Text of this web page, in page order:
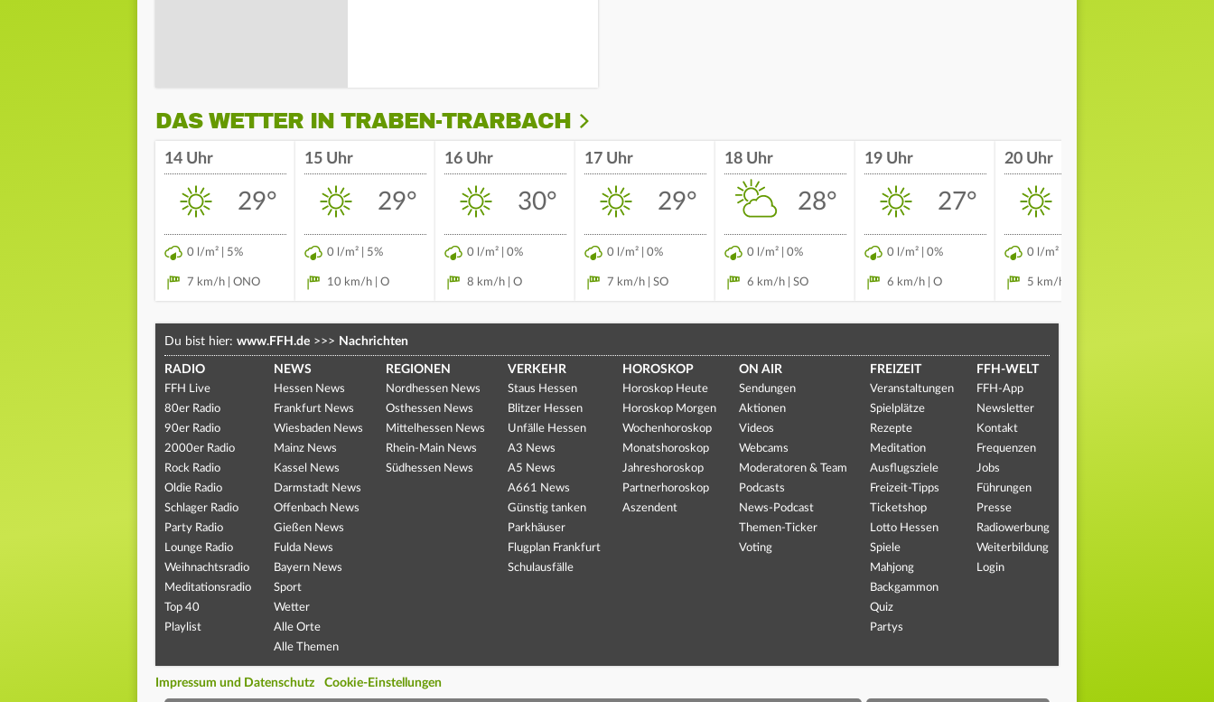
DAS WETTER IN TRABEN-TRARBACH
14 Uhr
29°
0 l/m² | 5%
7 km/h | ONO
15 Uhr
29°
0 l/m² | 5%
10 km/h | O
16 Uhr
30°
0 l/m² | 0%
8 km/h | O
17 Uhr
29°
0 l/m² | 0%
7 km/h | SO
18 Uhr
28°
0 l/m² | 0%
6 km/h | SO
19 Uhr
27°
0 l/m² | 0%
6 km/h | O
20 Uhr
0 l/m² | 0%
5 km/h | OSO
Du bist hier: www.FFH.de >>> Nachrichten
RADIO
FFH Live
80er Radio
90er Radio
2000er Radio
Rock Radio
Oldie Radio
Schlager Radio
Party Radio
Lounge Radio
Weihnachtsradio
Meditationsradio
Top 40
Playlist
NEWS
Hessen News
Frankfurt News
Wiesbaden News
Mainz News
Kassel News
Darmstadt News
Offenbach News
Gießen News
Fulda News
Bayern News
Sport
Wetter
Alle Orte
Alle Themen
REGIONEN
Nordhessen News
Osthessen News
Mittelhessen News
Rhein-Main News
Südhessen News
VERKEHR
Staus Hessen
Blitzer Hessen
Unfälle Hessen
A3 News
A5 News
A661 News
Günstig tanken
Parkhäuser
Flugplan Frankfurt
Schulausfälle
HOROSKOP
Horoskop Heute
Horoskop Morgen
Wochenhoroskop
Monatshoroskop
Jahreshoroskop
Partnerhoroskop
Aszendent
ON AIR
Sendungen
Aktionen
Videos
Webcams
Moderatoren & Team
Podcasts
News-Podcast
Themen-Ticker
Voting
FREIZEIT
Veranstaltungen
Spielplätze
Rezepte
Meditation
Ausflugsziele
Freizeit-Tipps
Ticketshop
Lotto Hessen
Spiele
Mahjong
Backgammon
Quiz
Partys
FFH-WELT
FFH-App
Newsletter
Kontakt
Frequenzen
Jobs
Führungen
Presse
Radiowerbung
Weiterbildung
Login
Impressum und Datenschutz Cookie-Einstellungen